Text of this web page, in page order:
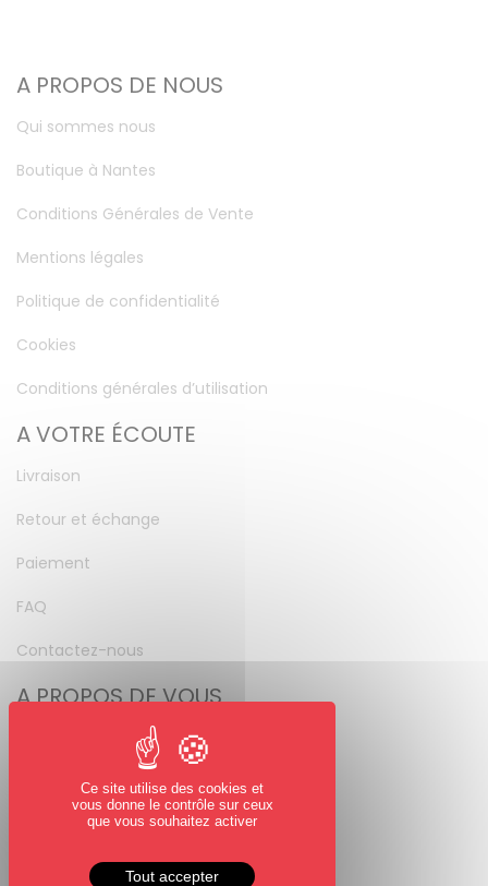
A PROPOS DE NOUS
Qui sommes nous
Boutique à Nantes
Conditions Générales de Vente
Mentions légales
Politique de confidentialité
Cookies
Conditions générales d’utilisation
A VOTRE ÉCOUTE
Livraison
Retour et échange
Paiement
FAQ
Contactez-nous
A PROPOS DE VOUS
Mot de passe perdu
NOUS SUIVRE
Facebook
Ce site utilise des cookies et
vous donne le contrôle sur ceux
que vous souhaitez activer
Tout accepter